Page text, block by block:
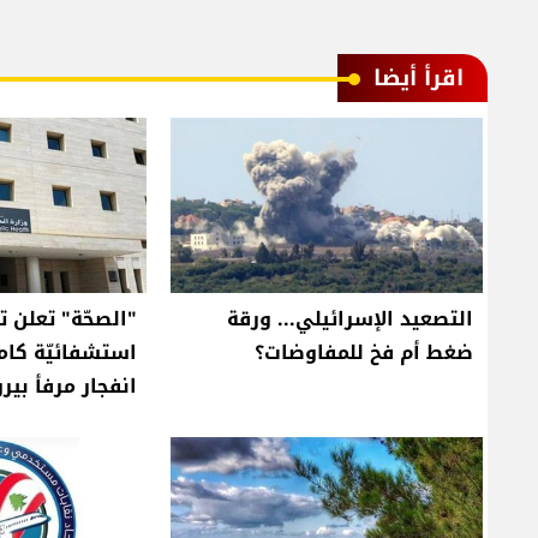
اقرأ أيضا
التصعيد الإسرائيلي... ورقة
ضغط أم فخ للمفاوضات؟
"الصحّة" تعلن
استشفائيّة
انفجار مرفأ